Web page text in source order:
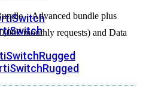
– Advanced bundle plus
monthly requests) and Data